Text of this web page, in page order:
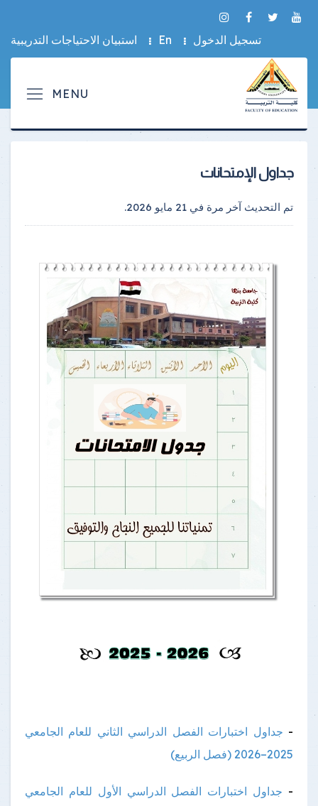
تسجيل الدخول En استبيان الاحتياجات التدريبية
جداول الإمتحانات
تم التحديث آخر مرة في 21 مايو 2026 .
- جداول اختبارات الفصل الدراسي الثاني للعام الجامعي
2025–2026 (فصل الربيع)
- جداول اختبارات الفصل الدراسي الأول للعام الجامعي